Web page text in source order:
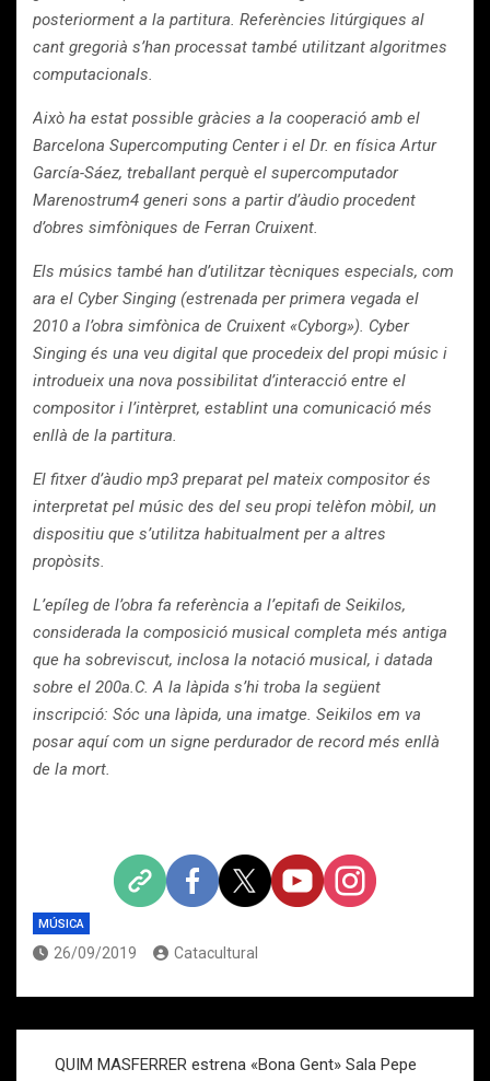
posteriorment a la partitura. Referències litúrgiques al
cant gregorià s’han processat també utilitzant algoritmes
computacionals.
Això ha estat possible gràcies a la cooperació amb el
Barcelona Supercomputing Center i el Dr. en física Artur
García-Sáez, treballant perquè el supercomputador
Marenostrum4 generi sons a partir d’àudio procedent
d’obres simfòniques de Ferran Cruixent.
Els músics també han d’utilitzar tècniques especials, com
ara el Cyber Singing (estrenada per primera vegada el
2010 a l’obra simfònica de Cruixent «Cyborg»). Cyber
Singing és una veu digital que procedeix del propi músic i
introdueix una nova possibilitat d’interacció entre el
compositor i l’intèrpret, establint una comunicació més
enllà de la partitura.
El fitxer d’àudio mp3 preparat pel mateix compositor és
interpretat pel músic des del seu propi telèfon mòbil, un
dispositiu que s’utilitza habitualment per a altres
propòsits.
L’epíleg de l’obra fa referència a l’epitafi de Seikilos,
considerada la composició musical completa més antiga
que ha sobreviscut, inclosa la notació musical, i datada
sobre el 200a.C. A la làpida s’hi troba la següent
inscripció: Sóc una làpida, una imatge. Seikilos em va
posar aquí com un signe perdurador de record més enllà
de la mort.
MÚSICA
26/09/2019 Catacultural
QUIM MASFERRER estrena «Bona Gent» Sala Pepe